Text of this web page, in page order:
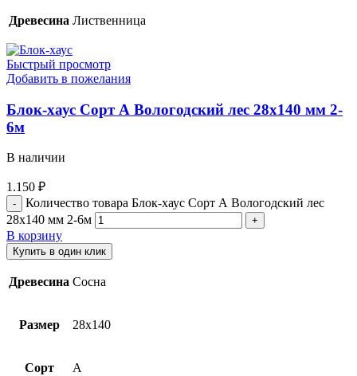
Древесина Лиственница
Быстрый просмотр
Добавить в пожелания
Блок-хаус Cорт А Вологодский лес 28х140 мм 2-
6м
В наличии
1.150 ₽
Количество товара Блок-хаус Cорт А Вологодский лес
28х140 мм 2-6м
В корзину
Купить в один клик
Древесина Сосна
Размер 28х140
Сорт A